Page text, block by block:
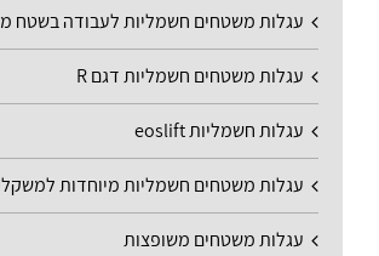
עגלות משטחים חשמליות לעבודה בשטח
עגלות משטחים חשמליות דגם R
עגלות חשמליות eoslift
עגלות משטחים חשמליות מיוחדות
עגלות משטחים משופצות